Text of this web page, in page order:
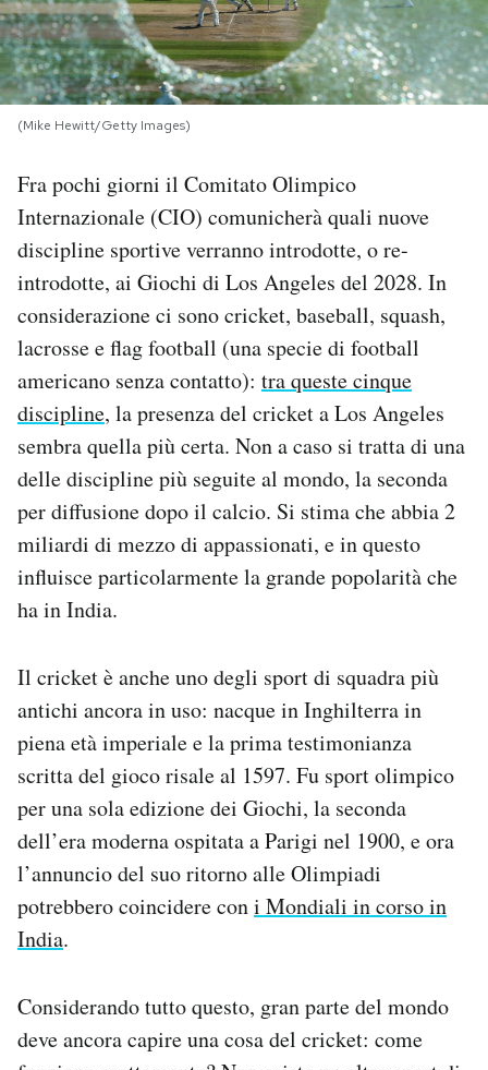
I MIEI PREFERITI
SHOP
CALENDARIO
AREA PERSONALE
Newsletter
Notifiche mobile
Regala il Post
Hai bisogno di aiuto?
Esci
(Mike Hewitt/Getty Images)
Fra pochi giorni il Comitato Olimpico
Internazionale (CIO) comunicherà quali nuove
discipline sportive verranno introdotte, o re-
introdotte, ai Giochi di Los Angeles del 2028. In
considerazione ci sono cricket, baseball, squash,
lacrosse e flag football (una specie di football
americano senza contatto): tra queste cinque
discipline, la presenza del cricket a Los Angeles
sembra quella più certa. Non a caso si tratta di una
delle discipline più seguite al mondo, la seconda
per diffusione dopo il calcio. Si stima che abbia 2
miliardi di mezzo di appassionati, e in questo
influisce particolarmente la grande popolarità che
ha in India.
Il cricket è anche uno degli sport di squadra più
antichi ancora in uso: nacque in Inghilterra in
piena età imperiale e la prima testimonianza
scritta del gioco risale al 1597. Fu sport olimpico
per una sola edizione dei Giochi, la seconda
dell’era moderna ospitata a Parigi nel 1900, e ora
l’annuncio del suo ritorno alle Olimpiadi
potrebbero coincidere coni Mondiali in corso in
India.
Considerando tutto questo, gran parte del mondo
deve ancora capire una cosa del cricket: come